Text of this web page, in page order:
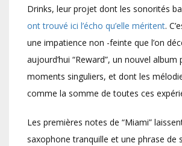
Drinks, leur projet dont les sonorités
ont trouvé ici l’écho qu’elle méritent.
une impatience non -feinte que l’on
aujourd’hui “Reward”, un nouvel album
moments singuliers, et dont les
comme la somme de toutes ces
Les premières notes de “Miami”
saxophone tranquille et une phrase de